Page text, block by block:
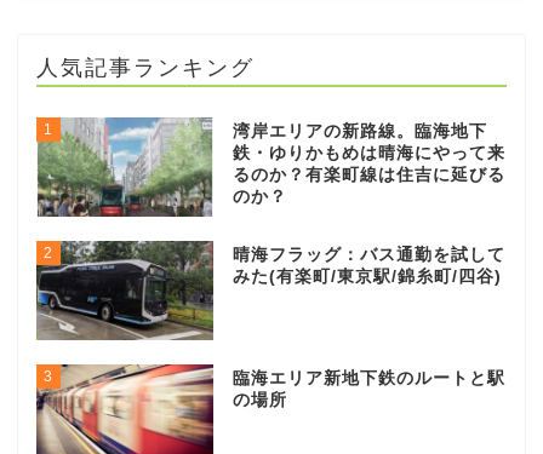
人気記事ランキング
1
湾岸エリアの新路線。臨海地下
鉄・ゆりかもめは晴海にやって来
るのか？有楽町線は住吉に延びる
のか？
2
晴海フラッグ：バス通勤を試して
みた(有楽町/東京駅/錦糸町/四谷)
3
臨海エリア新地下鉄のルートと駅
の場所